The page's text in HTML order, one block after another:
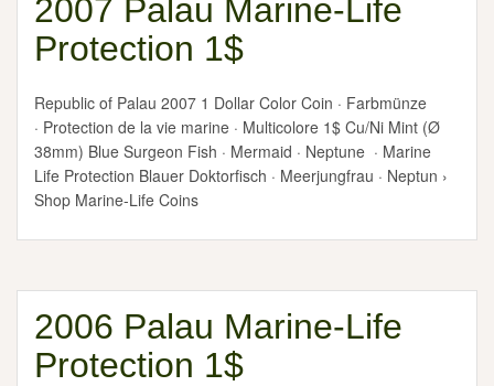
2007 Palau Marine-Life
Protection 1$
Republic of Palau 2007 1 Dollar Color Coin · Farbmünze
· Protection de la vie marine · Multicolore 1$ Cu/Ni Mint (Ø
38mm) Blue Surgeon Fish · Mermaid · Neptune · Marine
Life Protection Blauer Doktorfisch · Meerjungfrau · Neptun ›
Shop Marine-Life Coins
2006 Palau Marine-Life
Protection 1$